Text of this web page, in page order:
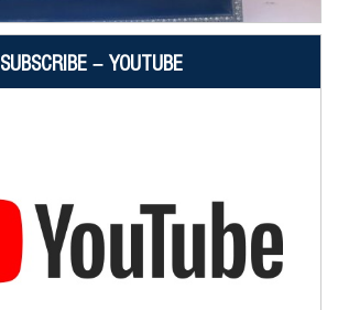
SUBSCRIBE – YOUTUBE